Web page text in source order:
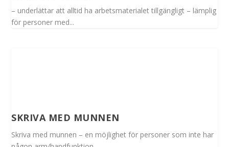
– underlättar att alltid ha arbetsmaterialet tillgängligt – lämplig
för personer med...
SKRIVA MED MUNNEN
Skriva med munnen – en möjlighet för personer som inte har